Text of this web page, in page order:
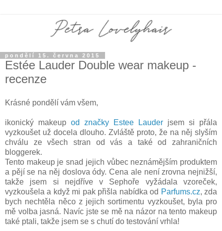
pondělí 15. června 2015
Estée Lauder Double wear makeup -
recenze
Krásné pondělí vám všem,
ikonický makeup od značky Estee Lauder jsem si přála
vyzkoušet už docela dlouho. Zvláště proto, že na něj slyším
chválu ze všech stran od vás a také od zahraničních
bloggerek.
Tento makeup je snad jejich vůbec neznámějším produktem
a pějí se na něj doslova ódy. Cena ale není zrovna nejnižší,
takže jsem si nejdříve v Sephoře vyžádala vzoreček,
vyzkoušela a když mi pak přišla nabídka od Parfums.cz, zda
bych nechtěla něco z jejich sortimentu vyzkoušet, byla pro
mě volba jasná. Navíc jste se mě na názor na tento makeup
také ptali, takže jsem se s chutí do testování vrhla!